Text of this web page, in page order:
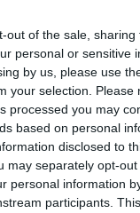
out of the sale,
personal or sensitive
by us, please use
your selection. Please
processed you may
based on personal
disclosed to
may separately opt-
personal information
participants.